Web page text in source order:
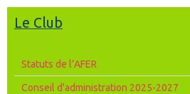
Le Club
Statuts de l’AFER
Conseil d'administration 2025-2027